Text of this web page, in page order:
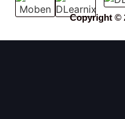
Copyright ©